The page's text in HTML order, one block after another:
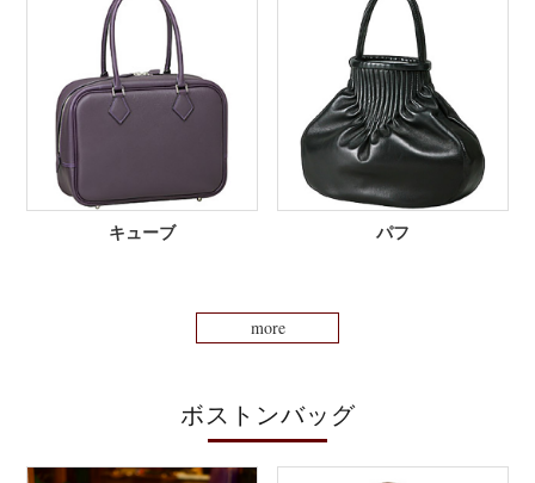
キューブ パフ
more
ボストンバッグ